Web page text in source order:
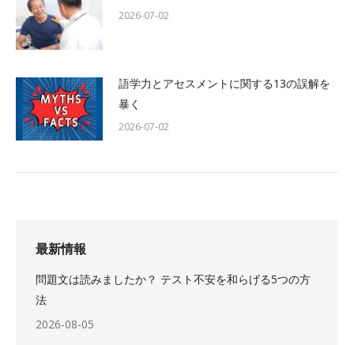
2026-07-02
語学力とアセスメントに関する13の誤解を
暴く
2026-07-02
最新情報
問題文は読みましたか？ テスト不安を和らげる5つの方
法
2026-08-05